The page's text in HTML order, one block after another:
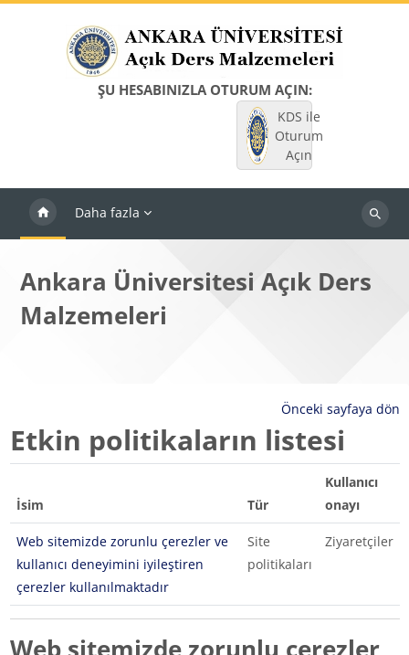
ŞU HESABINIZLA OTURUM AÇIN:
KDS ile
Oturum
Açın
Daha fazla
Dersleri
Ankara Üniversitesi Açık Ders
Malzemeleri
Önceki sayfaya dön
Etkin politikaların listesi
İsim Tür
Kullanıcı
onayı
Web sitemizde zorunlu çerezler ve
kullanıcı deneyimini iyileştiren
çerezler kullanılmaktadır
Site
politikaları
Ziyaretçiler